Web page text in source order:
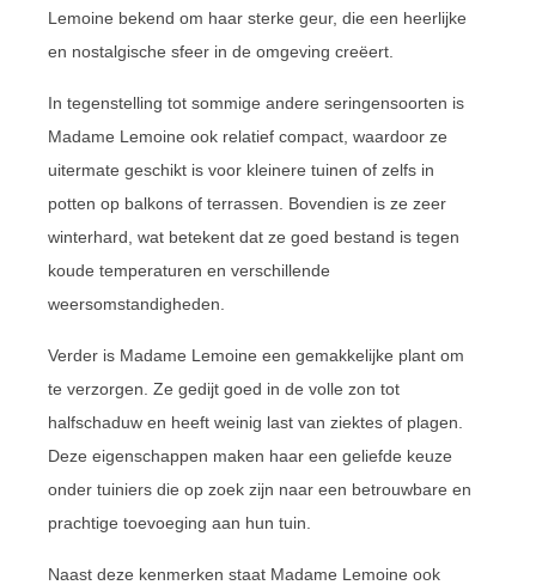
Lemoine bekend om haar sterke geur, die een heerlijke
en nostalgische sfeer in de omgeving creëert.
In tegenstelling tot sommige andere seringensoorten is
Madame Lemoine ook relatief compact, waardoor ze
uitermate geschikt is voor kleinere tuinen of zelfs in
potten op balkons of terrassen. Bovendien is ze zeer
winterhard, wat betekent dat ze goed bestand is tegen
koude temperaturen en verschillende
weersomstandigheden.
Verder is Madame Lemoine een gemakkelijke plant om
te verzorgen. Ze gedijt goed in de volle zon tot
halfschaduw en heeft weinig last van ziektes of plagen.
Deze eigenschappen maken haar een geliefde keuze
onder tuiniers die op zoek zijn naar een betrouwbare en
prachtige toevoeging aan hun tuin.
Naast deze kenmerken staat Madame Lemoine ook